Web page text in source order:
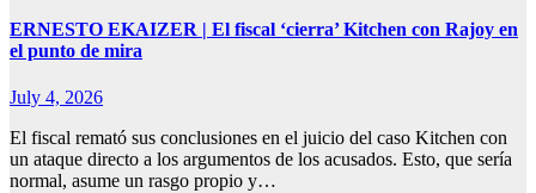
ERNESTO EKAIZER | El fiscal ‘cierra’ Kitchen con Rajoy en
el punto de mira
July 4, 2026
El fiscal remató sus conclusiones en el juicio del caso Kitchen con
un ataque directo a los argumentos de los acusados. Esto, que sería
normal, asume un rasgo propio y…